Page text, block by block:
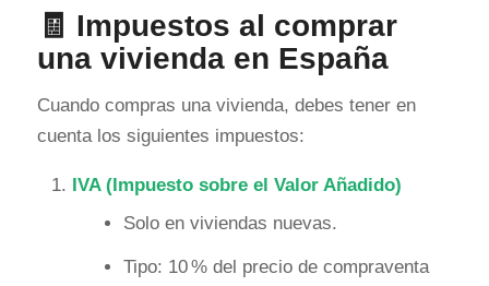
🧾 Impuestos al comprar
una vivienda en España
Cuando compras una vivienda, debes tener en
cuenta los siguientes impuestos:
IVA (Impuesto sobre el Valor Añadido)
Solo en viviendas nuevas.
Tipo: 10 % del precio de compraventa